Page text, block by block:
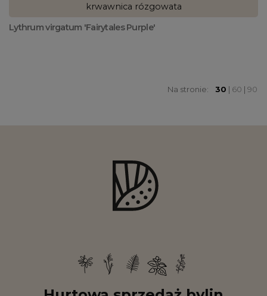
krwawnica rózgowata
Lythrum virgatum 'Fairytales Purple'
Na stronie: 30 | 60 | 90